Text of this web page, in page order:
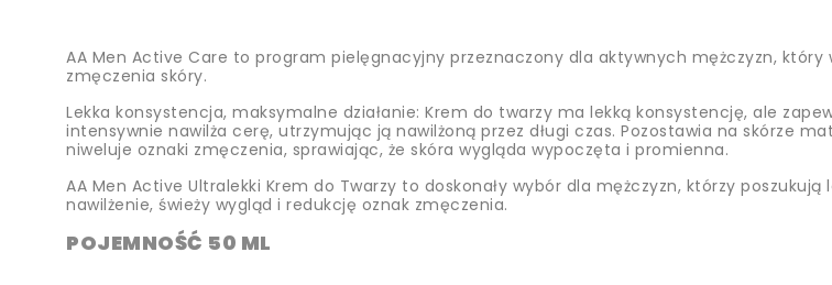
AA Men Active Care to program pielęgnacyjny przeznaczony dla aktywnych mężczyzn,
zmęczenia skóry.
Lekka konsystencja, maksymalne działanie: Krem do twarzy ma lekką konsystencję, ale
intensywnie nawilża cerę, utrzymując ją nawilżoną przez długi czas. Pozostawia na skórze
niweluje oznaki zmęczenia, sprawiając, że skóra wygląda wypoczęta i promienna.
AA Men Active Ultralekki Krem do Twarzy to doskonały wybór dla mężczyzn, którzy
nawilżenie, świeży wygląd i redukcję oznak zmęczenia.
POJEMNOŚĆ 50 ML